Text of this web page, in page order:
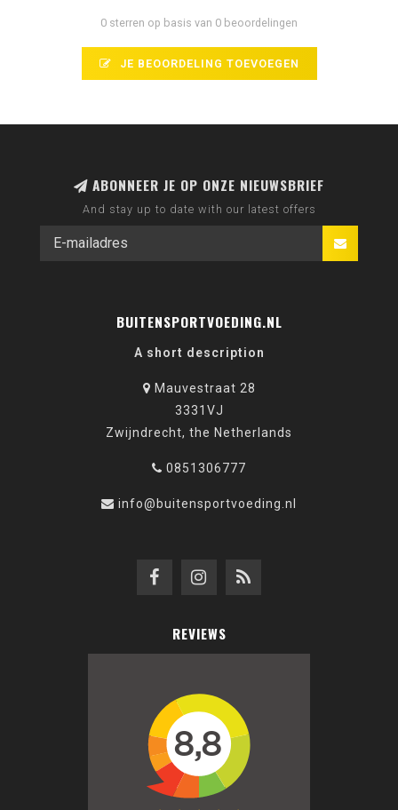
0 sterren op basis van 0 beoordelingen
JE BEOORDELING TOEVOEGEN
ABONNEER JE OP ONZE NIEUWSBRIEF
And stay up to date with our latest offers
BUITENSPORTVOEDING.NL
A short description
Mauvestraat 28
3331VJ
Zwijndrecht, the Netherlands
0851306777
info@buitensportvoeding.nl
REVIEWS